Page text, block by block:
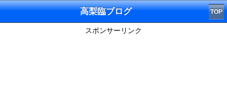
高梨臨ブログ TOP
スポンサーリンク